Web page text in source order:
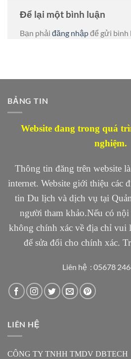
Để lại một bình luận
Bạn phải đăng nhậpđể gửi bình
BẢNG TIN
Website đang trong quá
nghiệm.
Thông tin đăng trên website
internet. Website giới thiệu các
tin Du lịch và dịch vụ tại
người tham khảo.Nếu có nội
không chính xác về địa chỉ vui
để sửa đổi cho chính xác.
Liên hệ : 05678
LIÊN HỆ
CÔNG TY TNHH TMDV DBTECH